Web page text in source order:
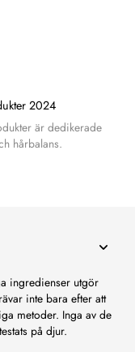
2024
är dedikerade
hårbalans.
ingredienser utgör
inte bara efter att
metoder. Inga av de
på djur.